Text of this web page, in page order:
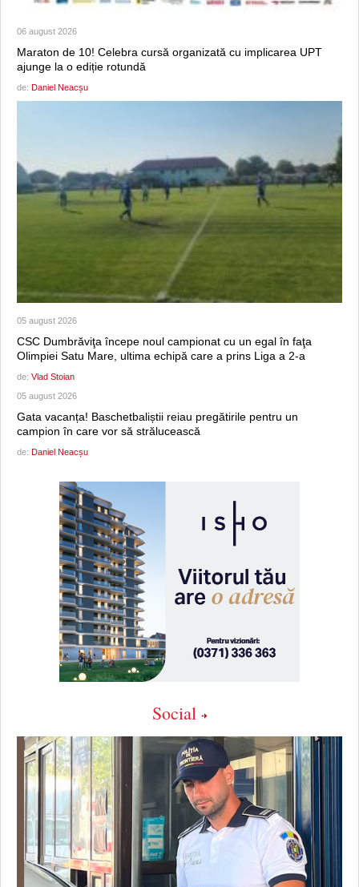
06 august 2026
Maraton de 10! Celebra cursă organizată cu implicarea UPT
ajunge la o ediție rotundă
de: Daniel Neacșu
05 august 2026
CSC Dumbrăviţa începe noul campionat cu un egal în faţa
Olimpiei Satu Mare, ultima echipă care a prins Liga a 2-a
de: Vlad Stoian
05 august 2026
Gata vacanța! Baschetbaliștii reiau pregătirile pentru un
campion în care vor să strălucească
de: Daniel Neacșu
Social